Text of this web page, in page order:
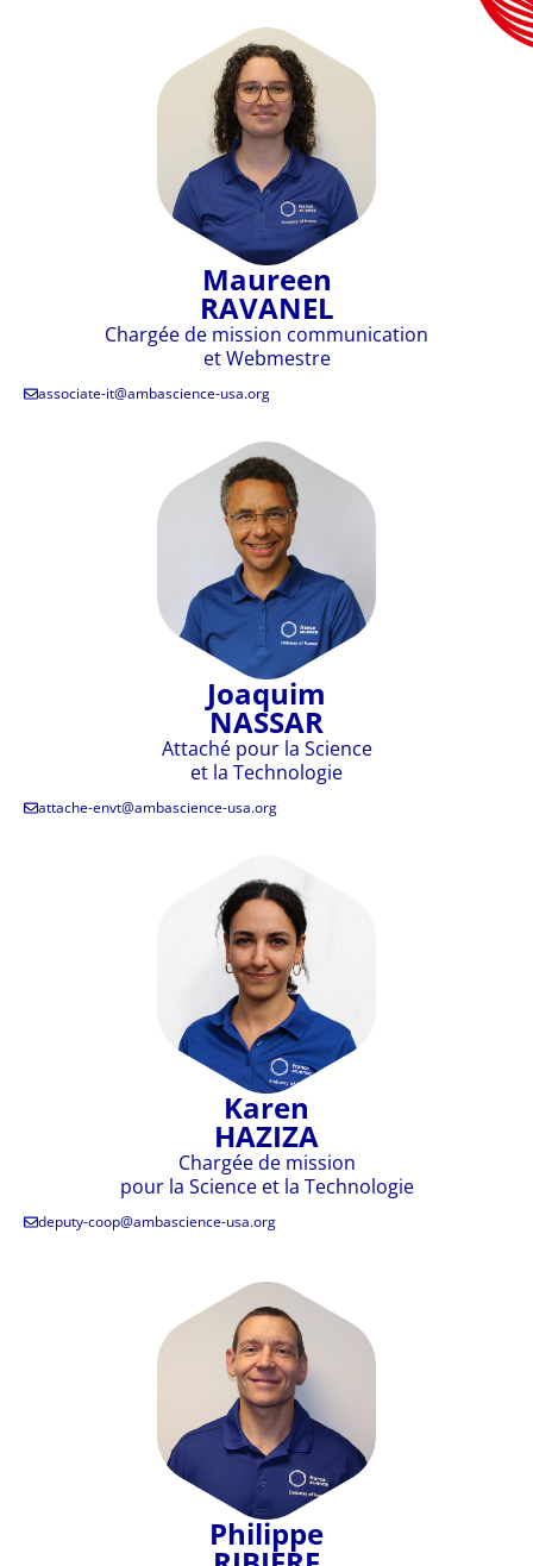
Maureen
RAVANEL
Chargée de mission communication
et Webmestre
associate-it@ambascience-usa.org
Joaquim
NASSAR
Attaché pour la Science
et la Technologie
attache-envt@ambascience-usa.org
Karen
HAZIZA
Chargée de mission
pour la Science et la Technologie
deputy-coop@ambascience-usa.org
Philippe